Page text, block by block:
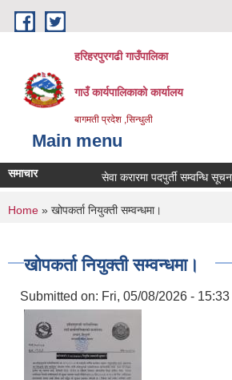
Skip to main content
हरिहरपुरगढी गाउँपालिका
गाउँ कार्यपालिकाको कार्यालय
बागमती प्रदेश ,सिन्धुली
Main menu
समाचार सेवा करारमा पदपुर्ती सम्वन्धि सूचना।
You are here
Home » खोपकर्ता नियुक्ती सम्वन्धमा।
खोपकर्ता नियुक्ती सम्वन्धमा।
Submitted on: Fri, 05/08/2026 - 15:33